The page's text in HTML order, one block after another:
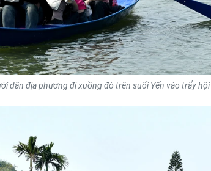
dân địa phương đi xuồng đò trên suối Yến vào trẩy hội